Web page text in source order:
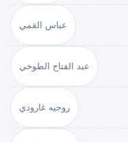
عباس القمي
عبد الفتاح الطوخي
روجيه غارودي